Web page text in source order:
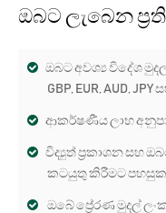
ඔබට ලැබෙන
ඔබට අවශ්‍ය විදේශ
GBP, EUR, AUD, JPY
ආකර්ෂණීය ලාභ
විද්‍යුත් ප්‍රකාශන සහ
කටයුතු කිරීමට
ඔබේ ප්‍රේරණ මුදල්